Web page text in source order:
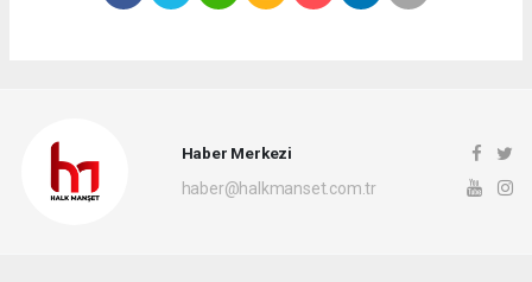
Haber Merkezi
haber@halkmanset.com.tr